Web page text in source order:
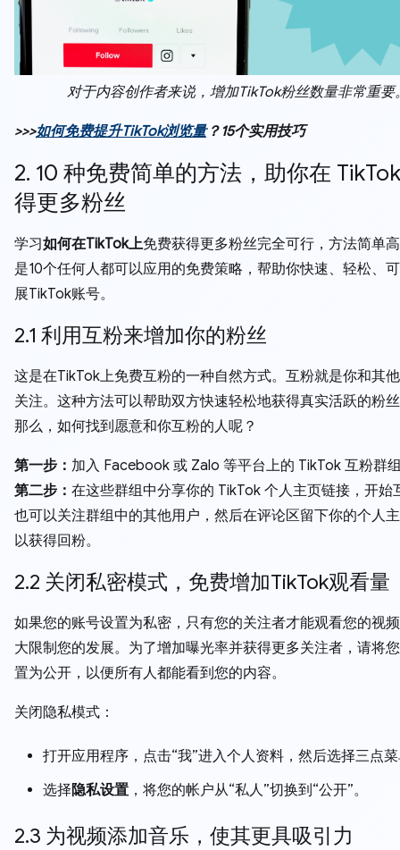
对于内容创作者来说，增加TikTok粉丝数量非常重要
>>>如何免费提升TikTok浏览量？15个实用技巧
2. 10 种免费简单的方法，助你在
得更多粉丝
学习如何在TikTok上免费获得更多粉丝完全可行，方法简单
是10个任何人都可以应用的免费策略，帮助你快速、轻松、
展TikTok账号。
2.1 利用互粉来增加你的粉丝
这是在TikTok上免费互粉的一种自然方式。互粉就是你和其
关注。这种方法可以帮助双方快速轻松地获得真实活跃的粉
那么，如何找到愿意和你互粉的人呢？
第一步： 加入 Facebook 或 Zalo 等平台上的 TikTok 互粉群
第二步： 在这些群组中分享你的 TikTok 个人主页链接，开始
也可以关注群组中的其他用户，然后在评论区留下你的个人
以获得回粉。
2.2 关闭私密模式，免费增加TikTok观看量
如果您的账号设置为私密，只有您的关注者才能观看您的视
大限制您的发展。为了增加曝光率并获得更多关注者，请将
置为公开，以便所有人都能看到您的内容。
关闭隐私模式：
打开应用程序，点击“我”进入个人资料，然后选择三点
选择隐私设置 ，将您的帐户从“私人”切换到“公开”。
2.3 为视频添加音乐，使其更具吸引力